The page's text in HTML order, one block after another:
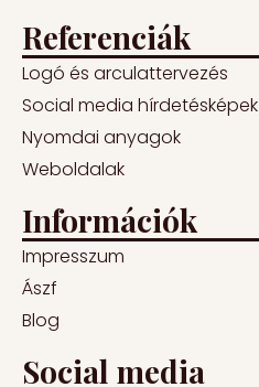
Referenciák
Logó és arculattervezés
Social media hírdetésképek
Nyomdai anyagok
Weboldalak
Információk
Impresszum
Ászf
Blog
Social media